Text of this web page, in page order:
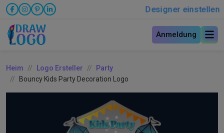
Designer einstellen
Anmeldung
Heim Logo Ersteller
Party
Bouncy Kids Party Decoration Logo